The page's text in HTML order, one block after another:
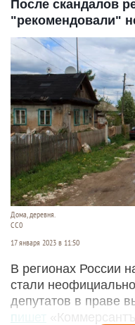
После скандалов
"рекомендовали"
Дома, деревня.
СС0
17 января 2023 в 11:50
В регионах России
стали
депутатов в праве
пишет